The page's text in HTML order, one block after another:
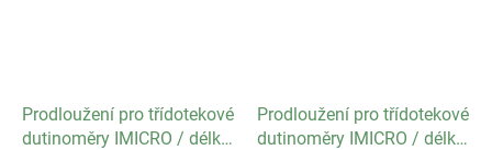
Prodloužení pro třídotekové
dutinoměry IMICRO / délka
Prodloužení pro třídotekové
dutinoměry IMICRO / délka